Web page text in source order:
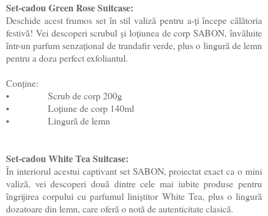
Set-cadou Green Rose Suitcase:
Deschide acest frumos set în stil valiză pentru a-ți începe călătoria
festivă! Vei descoperi scrubul și loțiunea de corp SABON, învăluite
într-un parfum senzațional de trandafir verde, plus o lingură de lemn
pentru a doza perfect exfoliantul.
Conține:
•
Scrub de corp 200g
•
Loțiune de corp 140ml
•
Lingură de lemn
Set-cadou White Tea Suitcase:
În interiorul acestui captivant set SABON, proiectat exact ca o mini
valiză, vei descoperi două dintre cele mai iubite produse pentru
îngrijirea corpului cu parfumul liniștitor White Tea, plus o lingură
dozatoare din lemn, care oferă o notă de autenticitate clasică.